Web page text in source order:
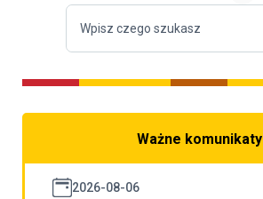
Ważne komunikaty
2026-08-06